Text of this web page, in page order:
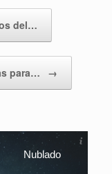
del…
para… →
Nublado